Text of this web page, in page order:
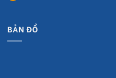
BẢN ĐỒ